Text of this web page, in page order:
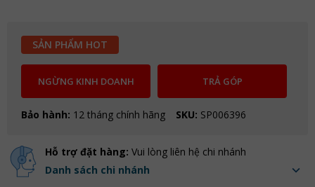
SẢN PHẨM HOT
NGỪNG KINH DOANH TRẢ GÓP
Bảo hành: 12 tháng chính hãng SKU: SP006396
Hỗ trợ đặt hàng: Vui lòng liên hệ chi nhánh
Danh sách chi nhánh